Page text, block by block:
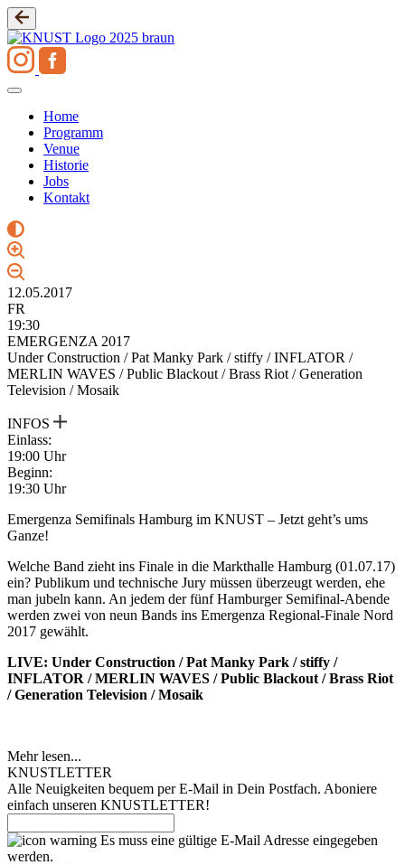
Zum
Inhalt
springen
Home
Programm
Venue
Historie
Jobs
Kontakt
12.05.2017
FR
19:30
EMERGENZA 2017
Under Construction / Pat Manky Park / stiffy / INFLATOR /
MERLIN WAVES / Public Blackout / Brass Riot / Generation
Television / Mosaik
INFOS
Einlass:
19:00 Uhr
Beginn:
19:30 Uhr
Emergenza Semifinals Hamburg im KNUST – Jetzt geht’s ums
Ganze!
Welche Band zieht ins Finale in die Markthalle Hamburg (01.07.17)
ein? Publikum und technische Jury müssen überzeugt werden, ehe
man jubeln kann. An jedem der fünf Hamburger Semifinal-Abende
werden zwei von neun Bands ins Emergenza Regional-Finale Nord
2017 gewählt.
LIVE: Under Construction / Pat Manky Park / stiffy /
INFLATOR / MERLIN WAVES / Public Blackout / Brass Riot
/ Generation Television / Mosaik
Mehr lesen...
KNUSTLETTER
Alle Neuigkeiten bequem per E-Mail in Dein Postfach. Aboniere
einfach unseren KNUSTLETTER!
Es muss eine gültige E-Mail Adresse eingegeben
werden.